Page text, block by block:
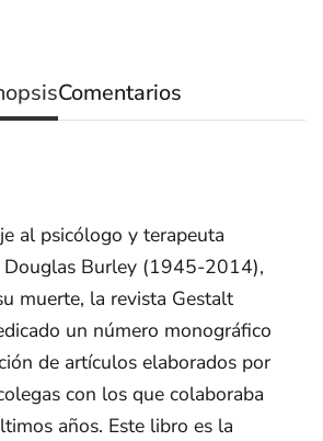
Comentarios
al psicólogo y terapeuta
Douglas Burley (1945-2014),
muerte, la revista Gestalt
un número monográfico
de artículos elaborados por
con los que colaboraba
años. Este libro es la